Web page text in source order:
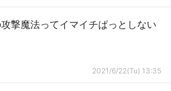
攻撃魔法ってイマイチぱっとしない
2021/6/22(Tu) 13:35